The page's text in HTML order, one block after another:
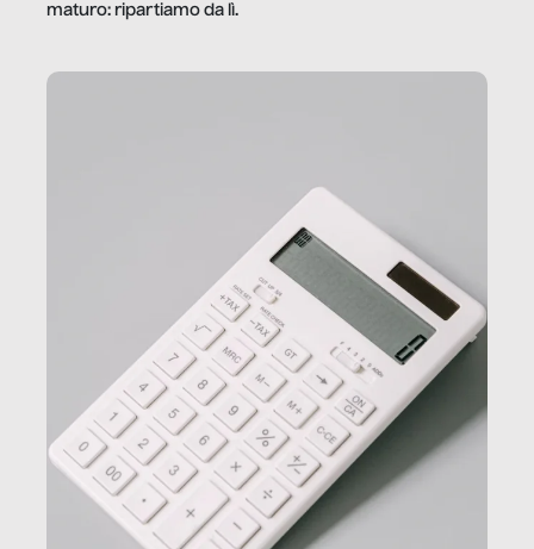
maturo: ripartiamo da lì.